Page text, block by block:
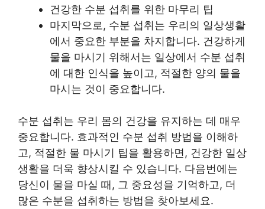
건강한 수분 섭취를 위한 마무리 팁
마지막으로, 수분 섭취는 우리의 일상생활
에서 중요한 부분을 차지합니다. 건강하게
물을 마시기 위해서는 일상에서 수분 섭취
에 대한 인식을 높이고, 적절한 양의 물을
마시는 것이 중요합니다.
수분 섭취는 우리 몸의 건강을 유지하는 데 매우
중요합니다. 효과적인 수분 섭취 방법을 이해하
고, 적절한 물 마시기 팁을 활용하면, 건강한 일상
생활을 더욱 향상시킬 수 있습니다. 다음번에는
당신이 물을 마실 때, 그 중요성을 기억하고, 더
많은 수분을 섭취하는 방법을 찾아보세요.